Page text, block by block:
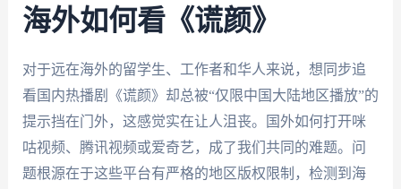
海外如何看《谎颜》
对于远在海外的留学生、工作者和华人来说，想同步追
看国内热播剧《谎颜》却总被“仅限中国大陆地区播放”的
提示挡在门外，这感觉实在让人沮丧。国外如何打开咪
咕视频、腾讯视频或爱奇艺，成了我们共同的难题。问
题根源在于这些平台有严格的地区版权限制，检测到海